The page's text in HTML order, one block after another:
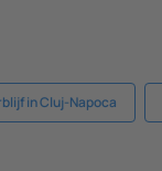
in Cluj-Napoca